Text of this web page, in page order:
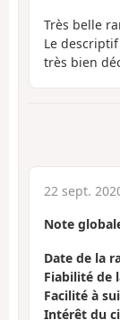
Très belle
Le
très bien
22 sept.
Note
Date de la
Fiabilité de
Facilité à
Intérêt du